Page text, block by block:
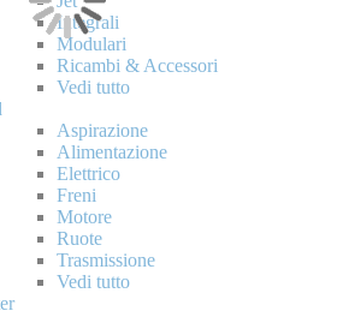
Integrali
Modulari
Ricambi & Accessori
Vedi tutto
Aspirazione
Alimentazione
Elettrico
Freni
Motore
Ruote
Trasmissione
Vedi tutto